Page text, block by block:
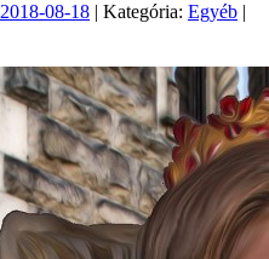
2018-08-18 | Kategória: Egyéb |